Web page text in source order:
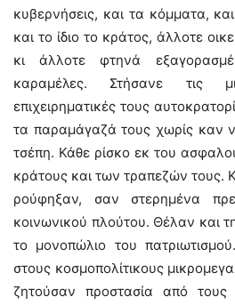
κυβερνήσεις, και τα κόμματα,
και το ίδιο το κράτος, άλλοτε
κι άλλοτε φτηνά
καραμέλες. Στήσανε τις
επιχειρηματικές τους
τα παραμάγαζά τους χωρίς καν
τσέπη. Κάθε ρίσκο εκ του
κράτους και των τραπεζών τους.
ρούφηξαν, σαν στερημένα
κοινωνικού πλούτου. Θέλαν και
το μονοπώλιο του
στους κοσμοπολίτικους
ζητούσαν προστασία από τους